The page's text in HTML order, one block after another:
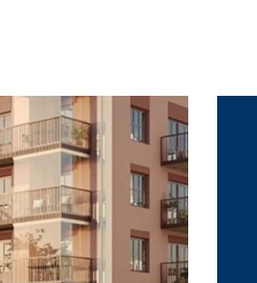
55 kvm
45,5 kvm
45,5 kvm
49 kvm
52 kvm